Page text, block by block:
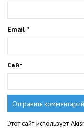
Email *
Сайт
Этот сайт использует